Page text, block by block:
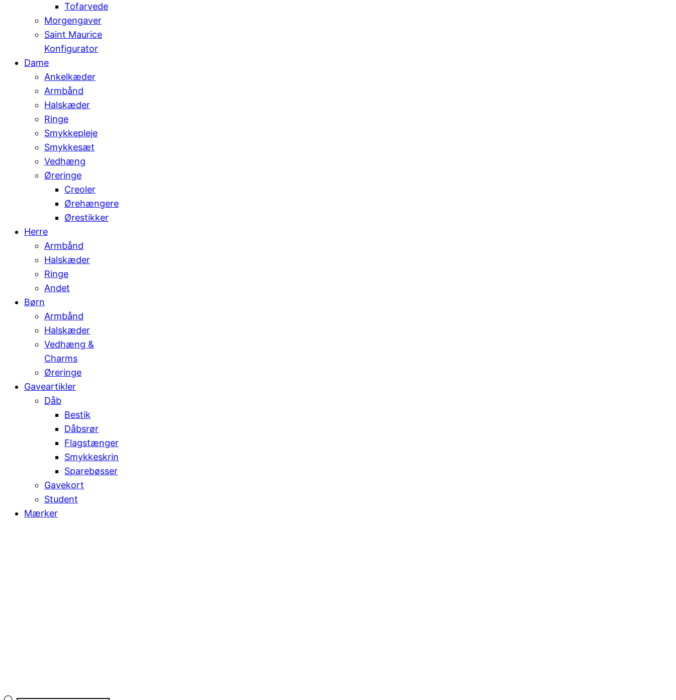
Tofarvede
Morgengaver
Saint Maurice
Konfigurator
Dame
Ankelkæder
Armbånd
Halskæder
Ringe
Smykkepleje
Smykkesæt
Vedhæng
Øreringe
Creoler
Ørehængere
Ørestikker
Herre
Armbånd
Halskæder
Ringe
Andet
Børn
Armbånd
Halskæder
Vedhæng &
Charms
Øreringe
Gaveartikler
Dåb
Bestik
Dåbsrør
Flagstænger
Smykkeskrin
Sparebøsser
Gavekort
Student
Mærker